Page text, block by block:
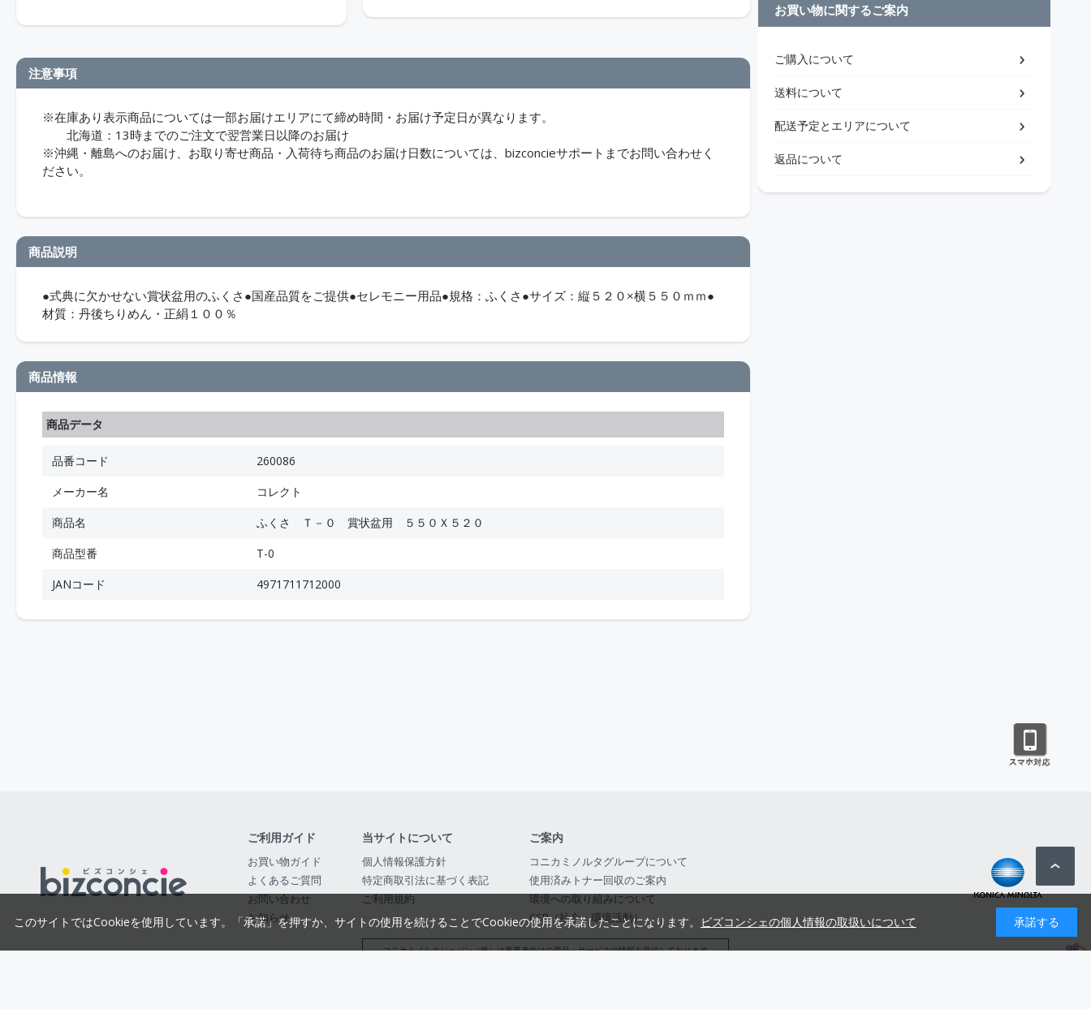
注意事項
※在庫あり表示商品については一部お届けエリアにて締め時間・お届け予定日が異なります。
北海道：13時までのご注文で翌営業日以降のお届け
※沖縄・離島へのお届け、お取り寄せ商品・入荷待ち商品のお届け日数については、bizconcieサポートまでお問い合わせく
ださい。
商品説明
●式典に欠かせない賞状盆用のふくさ●国産品質をご提供●セレモニー用品●規格：ふくさ●サイズ：縦５２０×横５５０ｍｍ●
材質：丹後ちりめん・正絹１００％
商品情報
商品データ
品番コード
260086
メーカー名
コレクト
商品名
ふくさ Ｔ－０ 賞状盆用 ５５０Ｘ５２０
商品型番
T-0
JANコード
4971711712000
お買い物に関するご案内
ご購入について
送料について
配送予定とエリアについて
返品について
ご利用ガイド
お買い物ガイド
よくあるご質問
お問い合わせ
お知らせ
当サイトについて
個人情報保護方針
特定商取引法に基づく表記
ご利用規約
ご案内
コニカミノルタグループについて
使用済みトナー回収のご案内
環境への取り組みについて
CSR（社会・環境活動）
コニカミノルタジャパン（株）は事業者向けの商品・サービスの情報を提供しております
このサイトではCookieを使用しています。「承諾」を押すか、サイトの使用を続けることでCookieの使用を承諾したことになります。 ビズコンシェの個人情報の取扱いについて 承諾する